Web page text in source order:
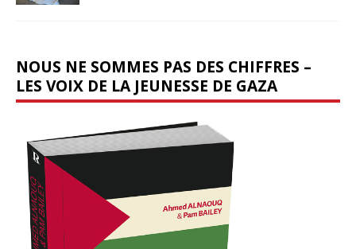
NOUS NE SOMMES PAS DES CHIFFRES –
LES VOIX DE LA JEUNESSE DE GAZA